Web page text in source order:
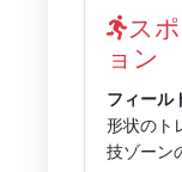
ス
ョン
フィール
形状のト
技ゾーン